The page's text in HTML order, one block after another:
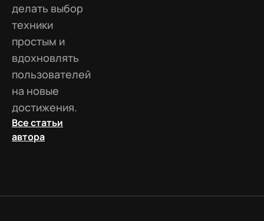
делать выбор
техники
простым и
вдохновлять
пользователей
на новые
достижения.
Все статьи
автора